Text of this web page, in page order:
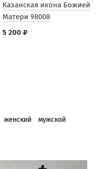
Казанская икона Божией
Матери 98008
5 200 ₽
женский мужской